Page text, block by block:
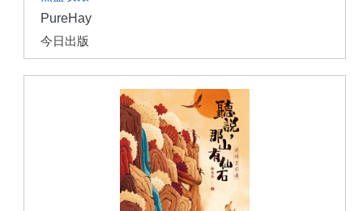
PureHay
今日出版